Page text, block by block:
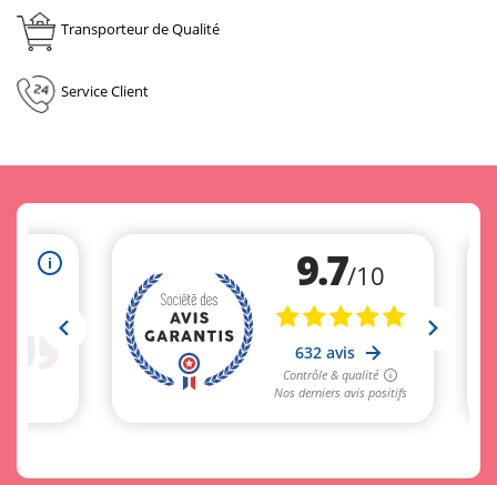
Transporteur de Qualité
Service Client